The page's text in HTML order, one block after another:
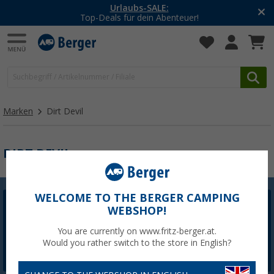
Urlaubs-SALE:
Top-Deals für dein Abenteuer!
Marken Dirt Devil
DIRT DEVIL
Berger Newsletter
5,- € Willkommensgutschein sichern
WELCOME TO THE BERGER CAMPING
WEBSHOP!
You are currently on www.fritz-berger.at.
Would you rather switch to the store in English?